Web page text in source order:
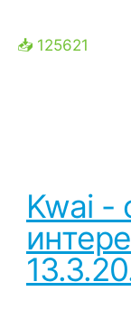
📥 125621
Kwai -